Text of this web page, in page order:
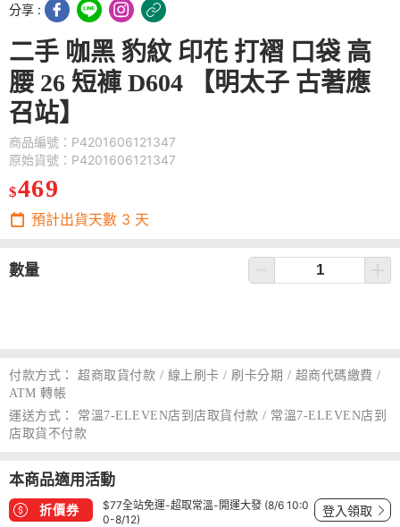
分享 :
二手 咖黑 豹紋 印花 打褶 口袋 高
腰 26 短褲 D604 【明太子 古著應
召站】
商品編號：P4201606121347
原始貨號：P4201606121347
$469
預計出貨天數 3 天
數量
付款方式：
超商取貨付款 / 線上刷卡 / 刷卡分期 / 超商代碼繳費 /
ATM 轉帳
運送方式：
常溫7-ELEVEN店到店取貨付款 / 常溫7-ELEVEN店到
店取貨不付款
本商品適用活動
折價券
$77全站免運-超取常溫-開運大發 (8/6 10:0
0-8/12)
登入領取